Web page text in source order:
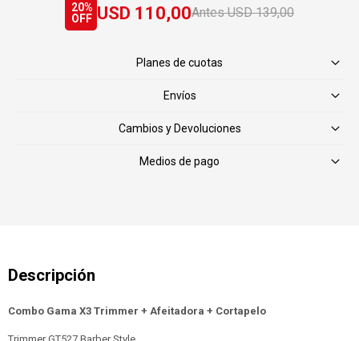
USD 110,00 USD 139,00
20
Planes de cuotas
Envíos
Cambios y Devoluciones
Medios de pago
Combo Gama X3 Trimmer + Afeitadora + Cortapelo